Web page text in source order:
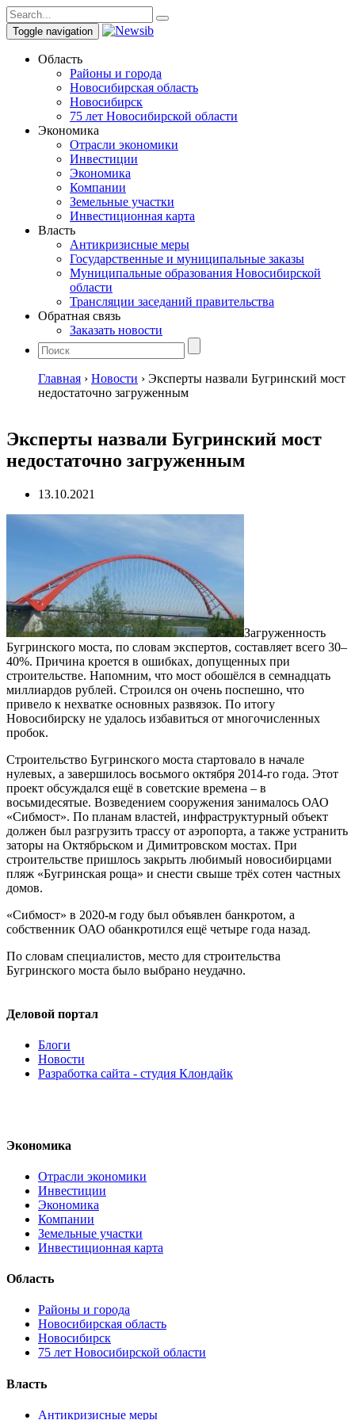
Toggle navigation
Область
Районы и города
Новосибирская область
Новосибирск
75 лет Новосибирской области
Экономика
Отрасли экономики
Инвестиции
Экономика
Компании
Земельные участки
Инвестиционная карта
Власть
Антикризисные меры
Государственные и муниципальные заказы
Муниципальные образования Новосибирской
области
Трансляции заседаний правительства
Обратная связь
Заказать новости
Главная › Новости › Эксперты назвали Бугринский мост
недостаточно загруженным
Эксперты назвали Бугринский мост
недостаточно загруженным
13.10.2021
Загруженность
Бугринского моста, по словам экспертов, составляет всего 30–
40%. Причина кроется в ошибках, допущенных при
строительстве. Напомним, что мост обошёлся в семнадцать
миллиардов рублей. Строился он очень поспешно, что
привело к нехватке основных развязок. По итогу
Новосибирску не удалось избавиться от многочисленных
пробок.
Строительство Бугринского моста стартовало в начале
нулевых, а завершилось восьмого октября 2014-го года. Этот
проект обсуждался ещё в советские времена – в
восьмидесятые. Возведением сооружения занималось ОАО
«Сибмост». По планам властей, инфраструктурный объект
должен был разгрузить трассу от аэропорта, а также устранить
заторы на Октябрьском и Димитровском мостах. При
строительстве пришлось закрыть любимый новосибирцами
пляж «Бугринская роща» и снести свыше трёх сотен частных
домов.
«Сибмост» в 2020-м году был объявлен банкротом, а
собственник ОАО обанкротился ещё четыре года назад.
По словам специалистов, место для строительства
Бугринского моста было выбрано неудачно.
Деловой портал
Блоги
Новости
Разработка сайта - студия Клондайк
Экономика
Отрасли экономики
Инвестиции
Экономика
Компании
Земельные участки
Инвестиционная карта
Область
Районы и города
Новосибирская область
Новосибирск
75 лет Новосибирской области
Власть
Антикризисные меры